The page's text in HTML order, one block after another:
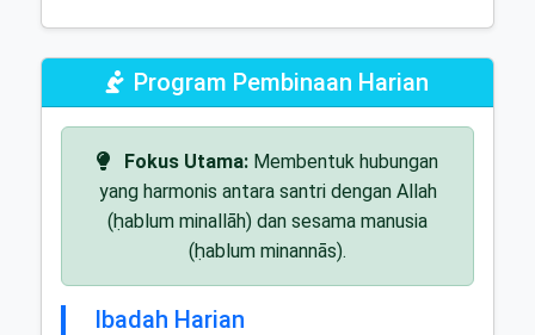
Program Pembinaan Harian
Fokus Utama: Membentuk hubungan
yang harmonis antara santri dengan Allah
(ḥablum minallāh) dan sesama manusia
(ḥablum minannās).
Ibadah Harian